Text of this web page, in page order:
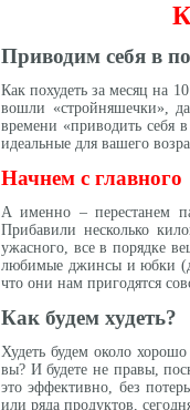
Приводим себя в
Как похудеть за месяц на
вошли «стройняшечки»,
времени «приводить себя
идеальные для вашего
Начнем с главного
А именно – перестанем
Прибавили несколько
ужасного, все в порядке
любимые джинсы и юбки
что они нам пригодятся
Как будем худеть?
Худеть будем около
вы? И будете не правы,
это эффективно, без
или ряда продуктов,